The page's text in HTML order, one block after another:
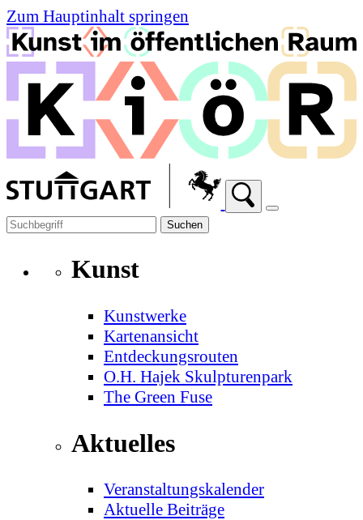
Zum Hauptinhalt springen
Suchen
Kunst
Kunstwerke
Kartenansicht
Entdeckungsrouten
O.H. Hajek Skulpturenpark
The Green Fuse
Aktuelles
Veranstaltungskalender
Aktuelle Beiträge